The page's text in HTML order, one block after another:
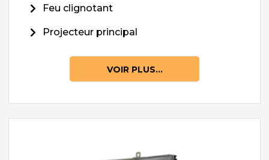
Feu clignotant
Projecteur principal
VOIR PLUS...